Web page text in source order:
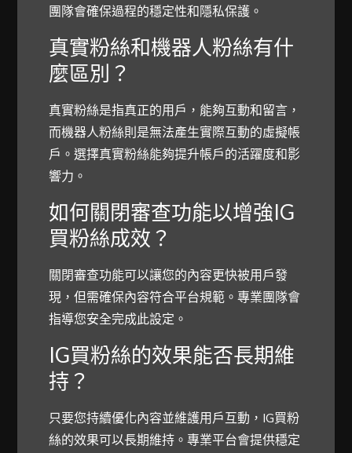
團隊會確保過程的穩定性和隱私保護。
真實粉絲和機器人粉絲有什
麼區別？
真實粉絲是指真正的用戶，能夠互動和留言，
而機器人粉絲則是無法產生實際互動的虛擬帳
戶。選擇真實粉絲能夠提升帳戶的活躍度和影
響力。
如何關閉審查功能以增強IG
買粉絲成效？
關閉審查功能可以讓您的內容更快被用戶發
現，但需確保內容符合平台規範。專業團隊會
指導您安全完成此設定。
IG買粉絲的效果能否長期維
持？
只要您持續優化內容並維護用戶互動，IG買粉
絲的效果可以長期維持。專業平台會提供穩定